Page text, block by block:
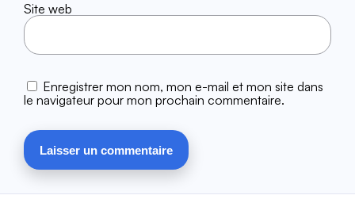
Site web
Enregistrer mon nom, mon e-mail et mon site dans
le navigateur pour mon prochain commentaire.